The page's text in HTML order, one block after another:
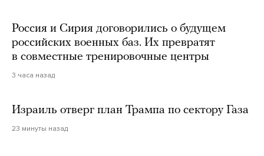
Россия и Сирия договорились о будущем
российских военных баз. Их превратят
в совместные тренировочные центры
3 часа назад
Израиль отверг план Трампа по сектору Газа
23 минуты назад